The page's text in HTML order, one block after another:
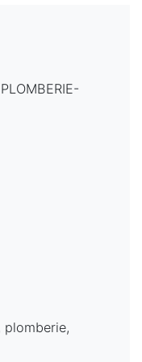
plomberie,